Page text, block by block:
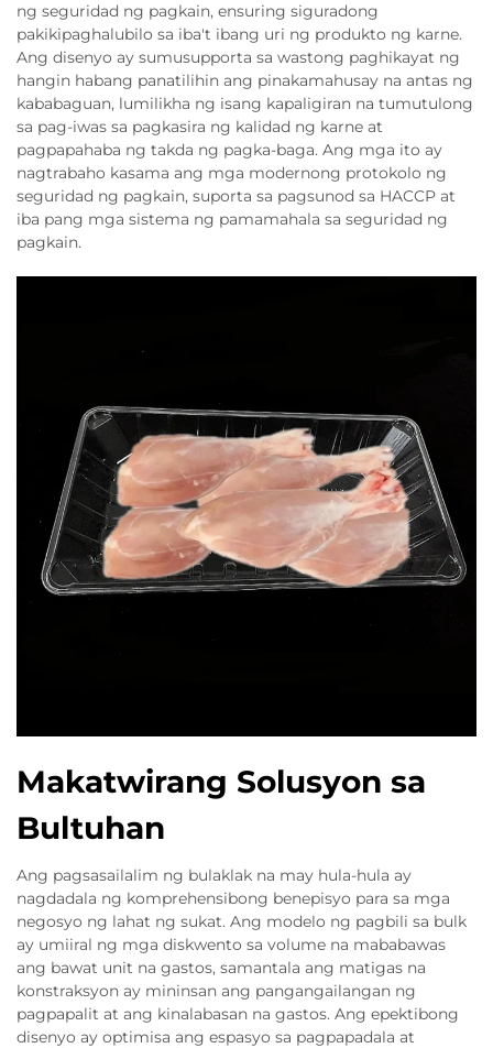
ng seguridad ng pagkain, ensuring siguradong
pakikipaghalubilo sa iba't ibang uri ng produkto ng karne.
Ang disenyo ay sumusupporta sa wastong paghikayat ng
hangin habang panatilihin ang pinakamahusay na antas ng
kababaguan, lumilikha ng isang kapaligiran na tumutulong
sa pag-iwas sa pagkasira ng kalidad ng karne at
pagpapahaba ng takda ng pagka-baga. Ang mga ito ay
nagtrabaho kasama ang mga modernong protokolo ng
seguridad ng pagkain, suporta sa pagsunod sa HACCP at
iba pang mga sistema ng pamamahala sa seguridad ng
pagkain.
Makatwirang Solusyon sa
Bultuhan
Ang pagsasailalim ng bulaklak na may hula-hula ay
nagdadala ng komprehensibong benepisyo para sa mga
negosyo ng lahat ng sukat. Ang modelo ng pagbili sa bulk
ay umiiral ng mga diskwento sa volume na mababawas
ang bawat unit na gastos, samantala ang matigas na
konstraksyon ay mininsan ang pangangailangan ng
pagpapalit at ang kinalabasan na gastos. Ang epektibong
disenyo ay optimisa ang espasyo sa pagpapadala at